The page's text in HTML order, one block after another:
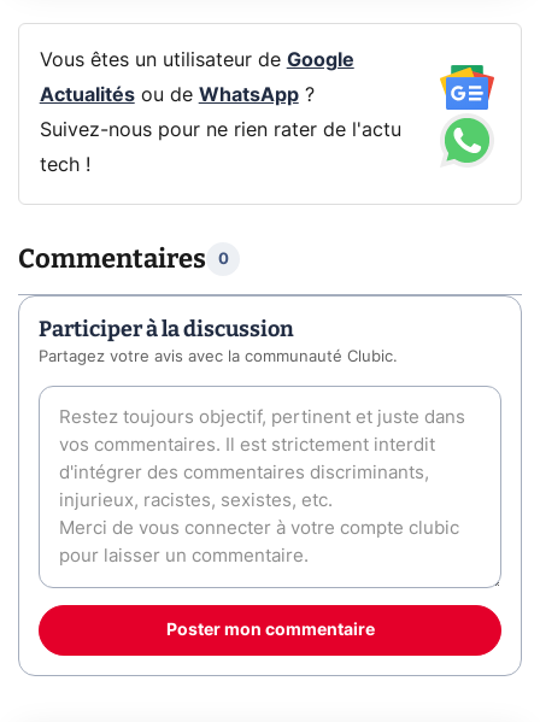
Vous êtes un utilisateur de Google
Actualitésou de WhatsApp?
Suivez-nous pour ne rien rater de l'actu
tech !
Commentaires 0
Participer à la discussion
Partagez votre avis avec la communauté Clubic.
Poster mon commentaire